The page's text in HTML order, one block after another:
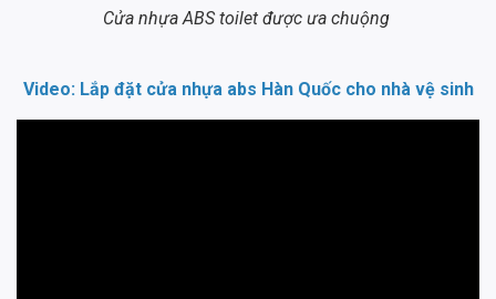
Cửa nhựa ABS toilet được ưa chuộng
Video: Lắp đặt cửa nhựa abs Hàn Quốc cho nhà vệ sinh